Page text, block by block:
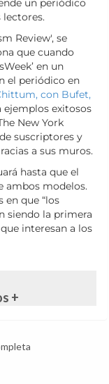
un periódico
lectores.
Review', se
que cuando
en un
el periódico en
con Bufet,
ejemplos exitosos
New York
suscriptores y
a sus muros.
hasta que el
ambos modelos.
en que “los
siendo la primera
interesan a los
+